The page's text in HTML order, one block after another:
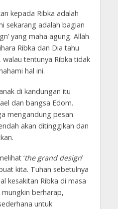
kepada Ribka adalah
sekarang adalah bagian
yang maha agung. Allah
Ribka dan Dia tahu
tentunya Ribka tidak
hal ini.
di kandungan itu
dan bangsa Edom.
mengandung pesan
akan ditinggikan dan
‘the grand design’
kita. Tuhan sebetulnya
kesakitan Ribka di masa
berharap,
untuk